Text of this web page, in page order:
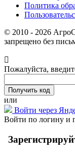
Политика
© 2010 - 2026
запрещено без
Пожалуйста,
или
Войти через
Войти по логину и